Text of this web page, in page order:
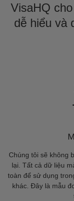
VisaHQ
dễ hiểu và
Chúng tôi sẽ không
lại. Tất cả dữ liệu
toàn để sử dụng
khác. Đây là mẫu